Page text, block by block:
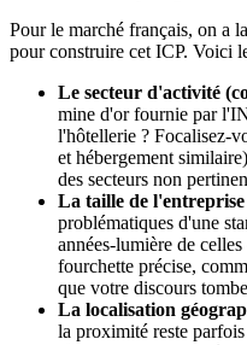
Pour le marché français, on a
pour construire cet ICP. Voici
Le secteur d'activité
mine d'or fournie par
l'hôtellerie ? Focalisez-
et hébergement
des secteurs non
La taille de
problématiques d'une
années-lumière de
fourchette précise,
que votre discours
La localisation
la proximité reste